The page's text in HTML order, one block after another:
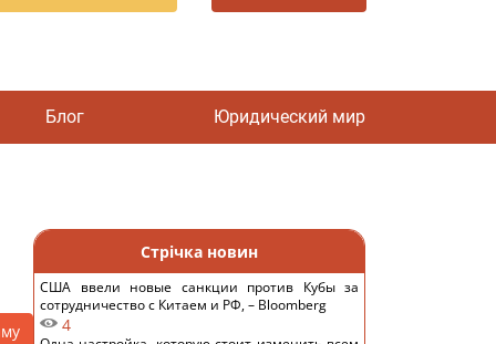
Блог Юридический мир
Стрічка новин
США ввели новые санкции против Кубы за
сотрудничество с Китаем и РФ, – Bloomberg
4